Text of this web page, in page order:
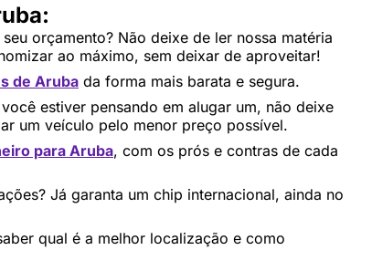
orçamento? Não deixe de ler nossa matéria
ao máximo, sem deixar de aproveitar!
de Aruba da forma mais barata e segura.
estiver pensando em alugar um, não deixe
um veículo pelo menor preço possível.
para Aruba, com os prós e contras de cada
Já garanta um chip internacional, ainda no
qual é a melhor localização e como